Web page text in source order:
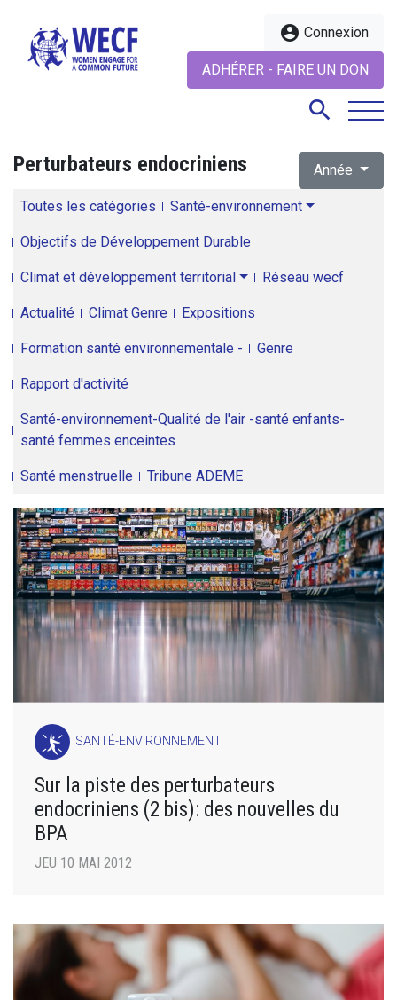
account_circle Connexion
ADHÉRER - FAIRE UN DON
search
Perturbateurs endocriniens Année
Toutes les catégories Santé-environnement
Objectifs de Développement Durable
Climat et développement territorial Réseau wecf
Actualité Climat Genre Expositions
Formation santé environnementale - Genre
Rapport d'activité
Santé-environnement-Qualité de l'air -santé enfants-
santé femmes enceintes
Santé menstruelle Tribune ADEME
SANTÉ-ENVIRONNEMENT
Sur la piste des perturbateurs
endocriniens (2 bis): des nouvelles du
BPA
JEU 10 MAI 2012